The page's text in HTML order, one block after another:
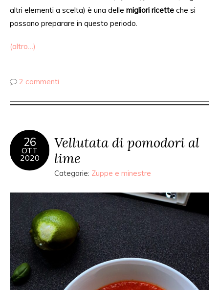
altri elementi a scelta) è una delle migliori ricette che si
possano preparare in questo periodo.
(altro…)
2 commenti
26
OTT
2020
Vellutata di pomodori al
lime
Categorie: Zuppe e minestre